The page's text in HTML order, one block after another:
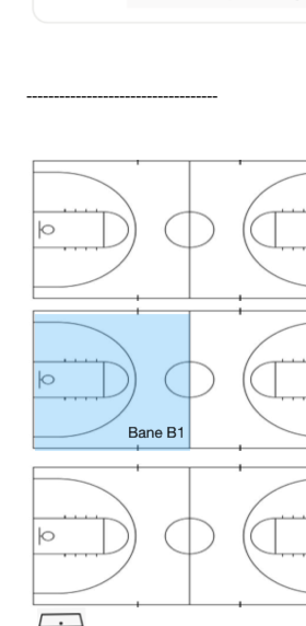
-----------------------------------